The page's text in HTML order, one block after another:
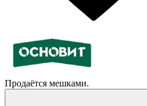
Продаётся мешками.